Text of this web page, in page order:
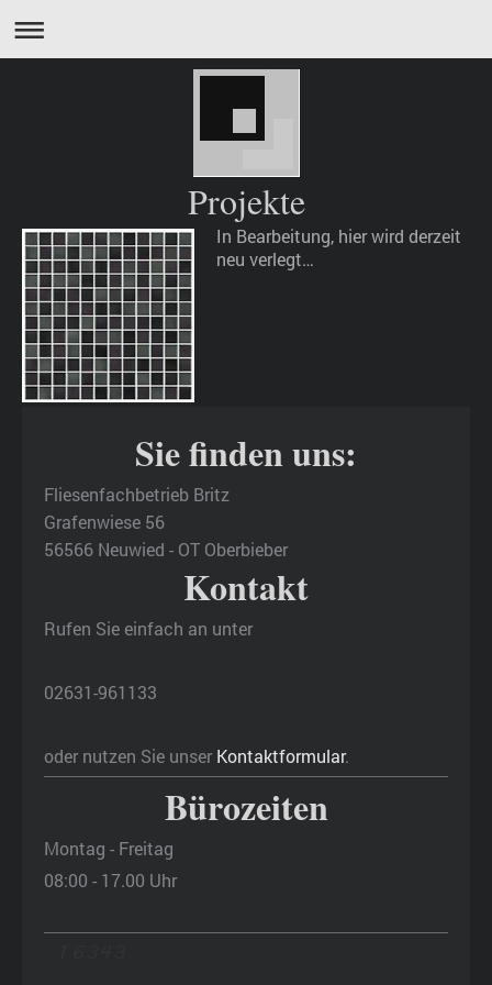
Projekte
In Bearbeitung, hier wird derzeit
neu verlegt…
Sie finden uns:
Fliesenfachbetrieb Britz
Grafenwiese 56
56566 Neuwied - OT Oberbieber
Kontakt
Rufen Sie einfach an unter
02631-961133
oder nutzen Sie unser Kontaktformular.
Bürozeiten
Montag - Freitag
08:00 - 17.00 Uhr